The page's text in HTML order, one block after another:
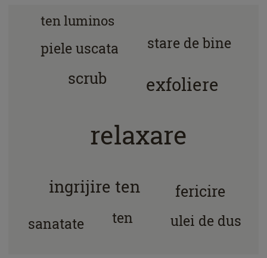
relaxare
exfoliere
ingrijire ten
scrub
fericire
stare de bine
piele uscata
sanatate ten ulei de dus
ten luminos